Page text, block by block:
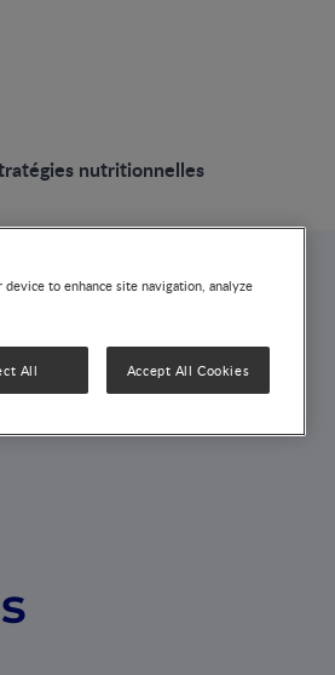
nutritionnelles
to enhance site navigation, analyze
All Accept All Cookies